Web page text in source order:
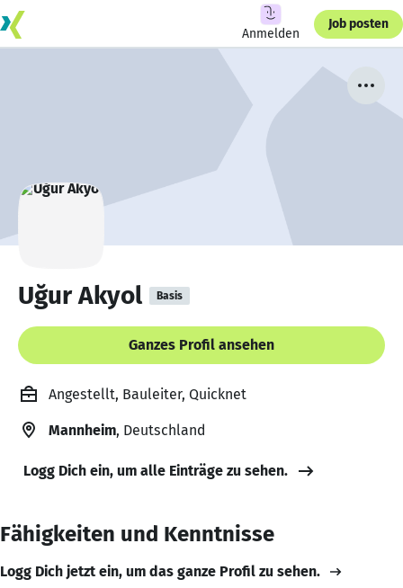
Anmelden
Job posten
Uğur Akyol Basis
Ganzes Profil ansehen
Angestellt, Bauleiter, Quicknet
Mannheim, Deutschland
Logg Dich ein, um alle Einträge zu sehen.
Fähigkeiten und Kenntnisse
Logg Dich jetzt ein, um das ganze Profil zu sehen.